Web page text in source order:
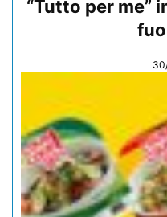
“Tutto per me”